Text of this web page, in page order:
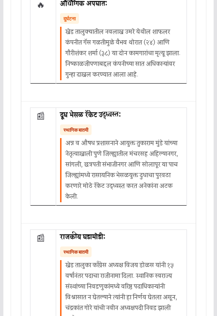
🔥 औद्योगिक अपघात:
दुर्घटना
खेड तालुक्यातील नवलाख उमरे येथील शाफलर
कंपनीत गॅस गळतीमुळे वैभव थोरात (२४) आणि
गौरीशंकर शर्मा (३८) या दोन कामगारांचा मृत्यू झाला.
निष्काळजीपणाबद्दल कंपनीच्या सात अधिकाऱ्यांवर
गुन्हा दाखल करण्यात आला आहे.
📰 दूध भेसळ रॅकेट उद्ध्वस्त:
स्थानिक बातमी
अन्न व औषध प्रशासनाने आयुक्त तुकाराम मुंडे यांच्या
नेतृत्वाखाली पुणे जिल्ह्यातील मंचरसह अहिल्यानगर,
सांगली, छत्रपती संभाजीनगर आणि सोलापूर या पाच
जिल्ह्यांमध्ये रासायनिक भेसळयुक्त दुधाचा पुरवठा
करणारे मोठे रॅकेट उद्ध्वस्त करत अनेकांना अटक
केली.
📰 राजकीय घडामोडी:
स्थानिक बातमी
खेड तालुका काँग्रेस अध्यक्ष विजय डोळस यांनी १५
वर्षांनंतर पदाचा राजीनामा दिला. स्थानिक स्वराज्य
संस्थांच्या निवडणुकांमध्ये वरिष्ठ पदाधिकाऱ्यांनी
विश्वासात न घेतल्याने त्यांनी हा निर्णय घेतला असून,
चंद्रकांत गोरे यांची नवीन अध्यक्षपदी निवड झाली